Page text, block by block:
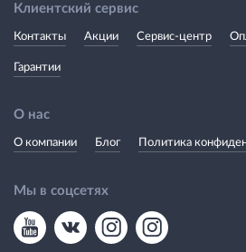
Клиентский сервис
Контакты Акции Сервис-центр
Гарантии
О нас
О компании Блог Политика
Мы в соцсетях